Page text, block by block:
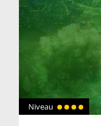
Niveau